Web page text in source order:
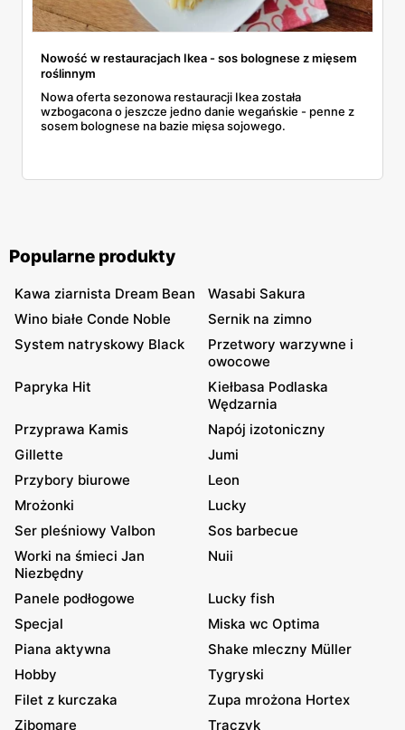
Nowość w restauracjach Ikea - sos bolognese z mięsem
roślinnym
Nowa oferta sezonowa restauracji Ikea została
wzbogacona o jeszcze jedno danie wegańskie - penne z
sosem bolognese na bazie mięsa sojowego.
Popularne produkty
Kawa ziarnista Dream Bean
Wasabi Sakura
Wino białe Conde Noble
Sernik na zimno
System natryskowy Black
Przetwory warzywne i
owocowe
Papryka Hit
Kiełbasa Podlaska
Wędzarnia
Przyprawa Kamis
Napój izotoniczny
Gillette
Jumi
Przybory biurowe
Leon
Mrożonki
Lucky
Ser pleśniowy Valbon
Sos barbecue
Worki na śmieci Jan
Niezbędny
Nuii
Panele podłogowe
Lucky fish
Specjal
Miska wc Optima
Piana aktywna
Shake mleczny Müller
Hobby
Tygryski
Filet z kurczaka
Zupa mrożona Hortex
Zibomare
Traczyk